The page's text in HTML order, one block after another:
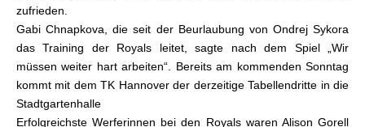
zufrieden.
Gabi Chnapkova, die seit der Beurlaubung von Ondrej Sykora
das Training der Royals leitet, sagte nach dem Spiel „Wir
müssen weiter hart arbeiten“. Bereits am kommenden Sonntag
kommt mit dem TK Hannover der derzeitige Tabellendritte in die
Stadtgartenhalle
Erfolgreichste Werferinnen bei den Royals waren Alison Gorell